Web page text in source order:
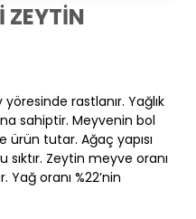
ZEYTİN
rastlanır. Yağlık
sahiptir. Meyvenin bol
ürün tutar. Ağaç yapısı
Zeytin meyve oranı
Yağ oranı %22’nin